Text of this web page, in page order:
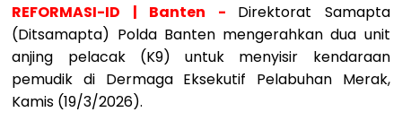
REFORMASI-ID | Banten - Direktorat Samapta
(Ditsamapta) Polda Banten mengerahkan dua unit
anjing pelacak (K9) untuk menyisir kendaraan
pemudik di Dermaga Eksekutif Pelabuhan Merak,
Kamis (19/3/2026).